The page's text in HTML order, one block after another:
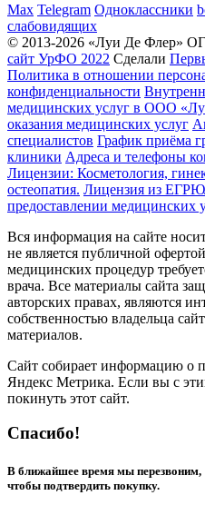
Max Telegram Одноклассники
слабовидящих
© 2013-2026 «Луи Де Флер»
сайт УрФО 2022 Сделали
Политика в отношении
конфиденциальности
медицинских услуг в ООО
оказания медицинских услуг
специалистов График приёма
клиники Адреса и телефоны
Лицензии: Косметология,
остеопатия. Лицензия из
предоставлении медицинских
Вся информация на сайте
не является публичной
медицинских процедур
врача. Все материалы сайта
авторских правах, являются
собственностью владельца
материалов.
Сайт собирает информацию о
Яндекс Метрика. Если вы с
покинуть этот сайт.
Спасибо!
В ближайшее время мы перезвоним,
чтобы подтвердить покупку.